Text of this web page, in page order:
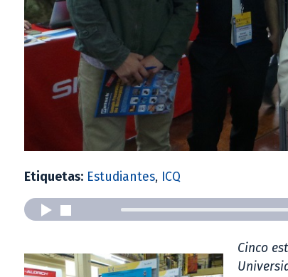
Etiquetas: Estudiantes, ICQ
Cinco